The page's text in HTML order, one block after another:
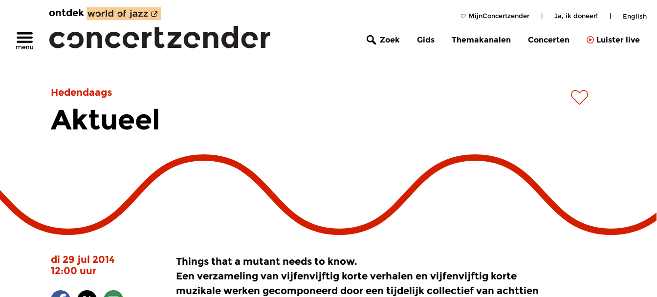
MijnConcertzender | Ja, ik doneer! | English
ontdek
Zoek Gids Themakanalen Concerten Luister live
Hedendaags
Aktueel
di 29 jul 2014
12:00 uur
Things that a mutant needs to know.
Een verzameling van vijfenvijftig korte verhalen en vijfenvijftig korte
muzikale werken gecomponeerd door een tijdelijk collectief van achttien